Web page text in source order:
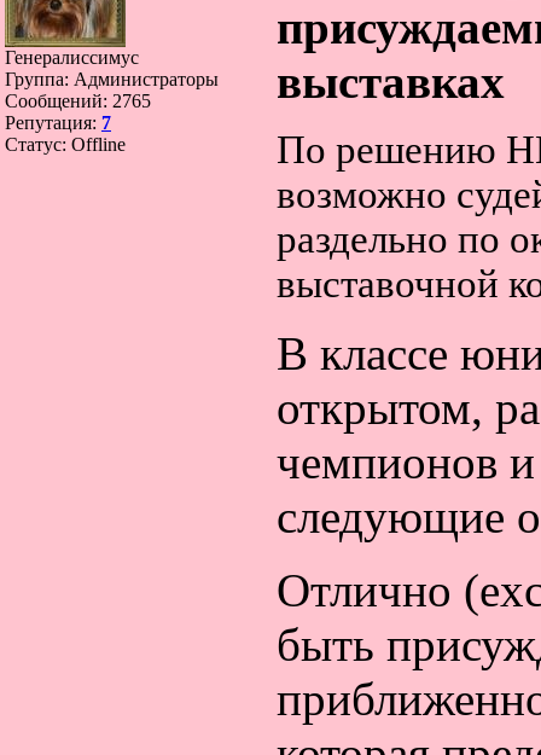
Генералиссимус
Группа: Администраторы
Сообщений: 2765
Репутация: 7
Статус: Offline
выставках
По решению
возможно
раздельно по
выставочной
В классе
открытом,
чемпионов
следующие
Отлично
быть